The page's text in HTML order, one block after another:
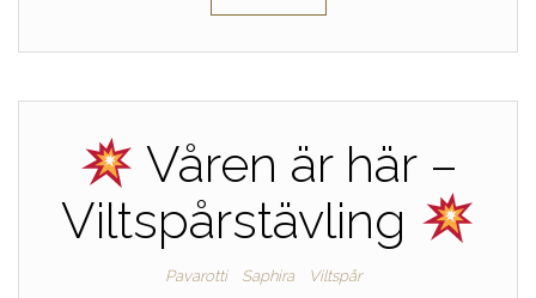
Våren är här –
Viltspårstävling
Pavarotti Saphira Viltspår